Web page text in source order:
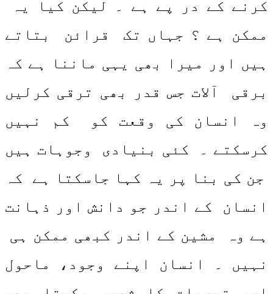
کرنے کے در پے ہے ۔ لیکن کیا یہ
ممکن ہے ؟ جہاں تک قرائن بتاتے
ہیں اور میرا بھی یہی ماننا ہے کہ
برقی آلات جس قدر بھی ترقی کرلیں
وہ انسان کی وقعت کو کم نہیں
کرسکتے ۔ کئی بنیادی وجوہات ہیں
جن کی بنا پر یہ کہا جاسکتا ہے کہ
انسان کے اندر جو دانش اور ذہانت
ہے وہ مشین کے اندر کبھی ممکن ہی
نہیں ۔ انسان اپنے وجود، ماحول